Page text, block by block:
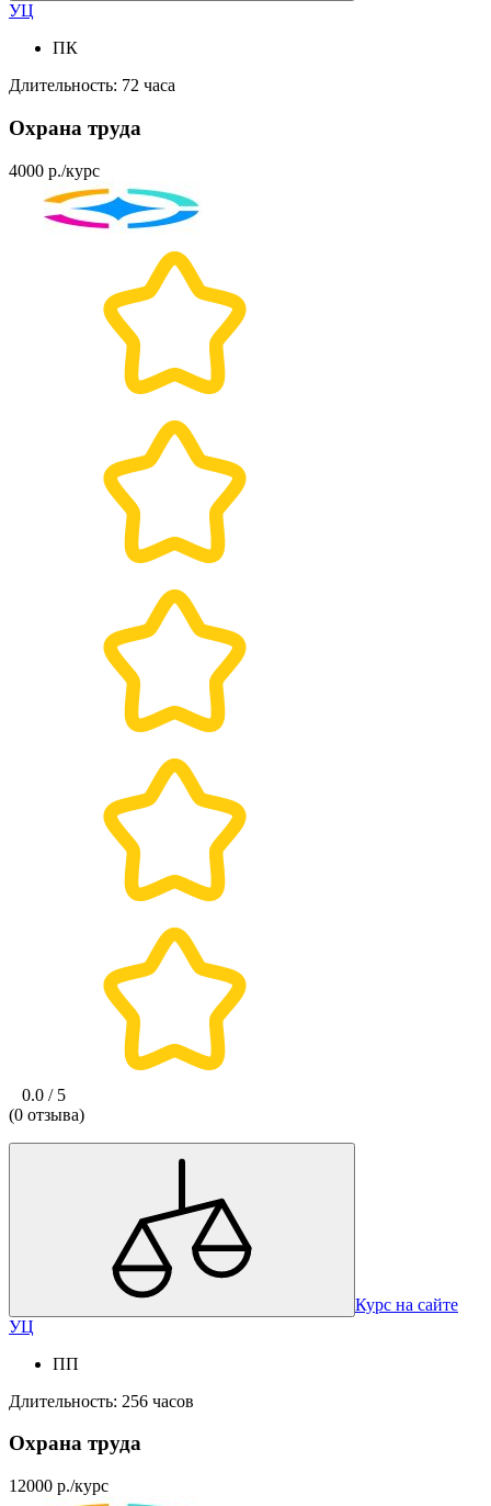
УЦ
ПК
Длительность: 72 часа
Охрана труда
4000 р./курс
0.0 / 5
(0 отзыва)
Курс на сайте
УЦ
ПП
Длительность: 256 часов
Охрана труда
12000 р./курс